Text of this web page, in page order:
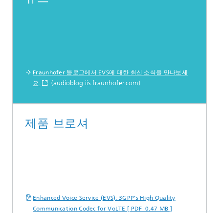
Fraunhofer 블로그에서 EVS에 대한 최신 소식을 만나보세
요.
(audioblog.iis.fraunhofer.com)
제품 브로셔
Enhanced Voice Service (EVS): 3GPP’s High Quality
Communication Codec for VoLTE [ PDF 0.47 MB ]